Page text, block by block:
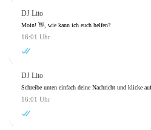
DJ Lito
Moin! 👋, wie kann ich euch helfen?
16:01 Uhr
DJ Lito
Schreibe unten einfach deine Nachricht und klicke
16:01 Uhr